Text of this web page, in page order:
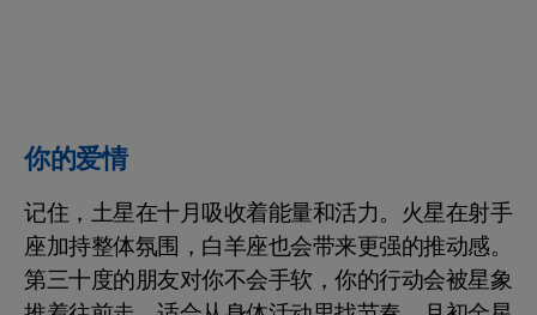
你的爱情
记住，土星在十月吸收着能量和活力。火星在射手
座加持整体氛围，白羊座也会带来更强的推动感。
第三十度的朋友对你不会手软，你的行动会被星象